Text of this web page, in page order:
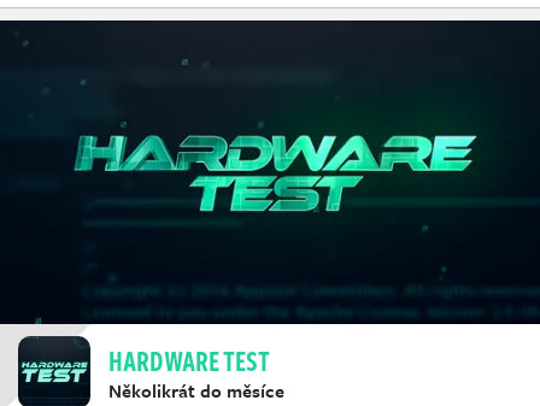
HARDWARE TEST
Několikrát do měsíce